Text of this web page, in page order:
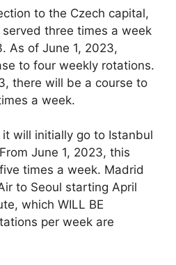
to the Czech capital,
three times a week
As of June 1, 2023,
to four weekly rotations.
there will be a course to
a week.
will initially go to Istanbul
June 1, 2023, this
times a week. Madrid
to Seoul starting April
which WILL BE
per week are